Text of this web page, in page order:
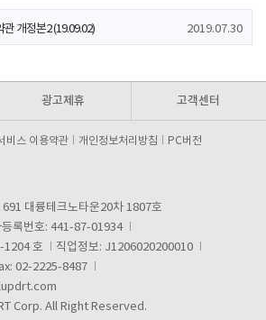
개정본2 (19.09.02) 2019.07.30
광고제휴 고객센터
비스 이용약관 개인정보처리방침 PC버전
대륭테크노타운20차 1807호
등록번호: 441-87-01934
1204 호
직업정보: J1206020200010
02-2225-8487
Corp. All Right Reserved.